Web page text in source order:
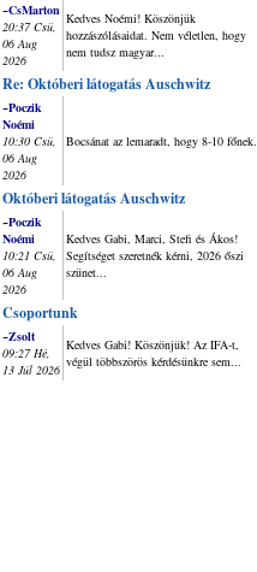
~CsMarton
20:37 Csü,
06 Aug
2026
Kedves Noémi! Köszönjük
hozzászólásaidat. Nem véletlen, hogy
nem tudsz magyar...
Re: Októberi látogatás Auschwitz
~Poczik
Noémi
10:30 Csü,
06 Aug
2026
Bocsánat az lemaradt, hogy 8-10 főnek.
Októberi látogatás Auschwitz
~Poczik
Noémi
10:21 Csü,
06 Aug
2026
Kedves Gabi, Marci, Stefi és Ákos!
Segítséget szeretnék kérni, 2026 őszi
szünet...
Csoportunk
~Zsolt
09:27 Hé,
13 Júl 2026
Kedves Gabi! Köszönjük! Az IFA-t,
végül többszörös kérdésünkre sem...